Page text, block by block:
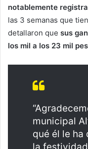
notablemente
las 3 semanas que
detallaron que sus
los mil a los 23 mil
municipal
qué él le ha